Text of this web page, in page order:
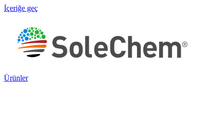
İçeriğe geç
Ürünler